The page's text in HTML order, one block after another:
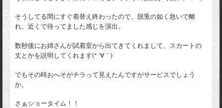
そうしてる間にすぐ着替え終わったので、脱兎の如く急いで離
れ、近くで待ってました感じを演出。
数秒後にお姉さんが試着室から出てきてくれまして、スカートの
丈とかを説明してくれます(* ´∀｀)
でもその時おへそがチラって見えたんですがサービスでしょう
か。
さぁショータイム！！